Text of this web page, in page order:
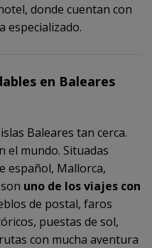
donde cuentan con
especializado.
en Baleares
Baleares tan cerca.
el mundo. Situadas
español, Mallorca,
uno de los viajes con
de postal, faros
puestas de sol,
con mucha aventura